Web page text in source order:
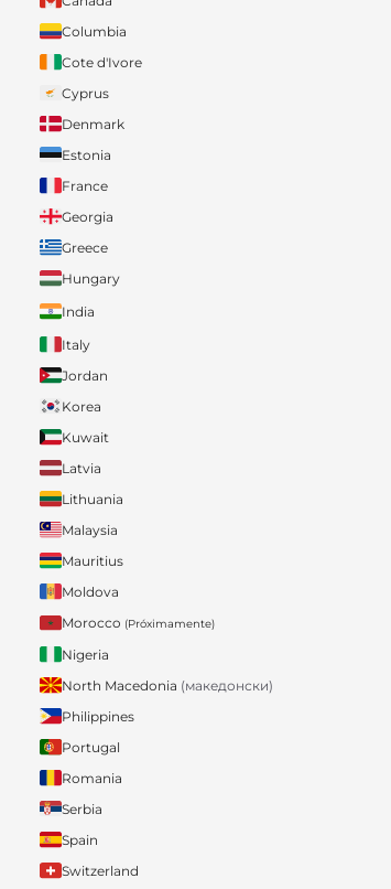
Columbia
Cote d'Ivore
Cyprus
Denmark
Estonia
France
Georgia
Greece
Hungary
India
Italy
Jordan
Korea
Kuwait
Latvia
Lithuania
Malaysia
Mauritius
Moldova
Morocco (Próximamente)
Nigeria
North Macedonia (македонски)
Philippines
Portugal
Romania
Serbia
Spain
Switzerland